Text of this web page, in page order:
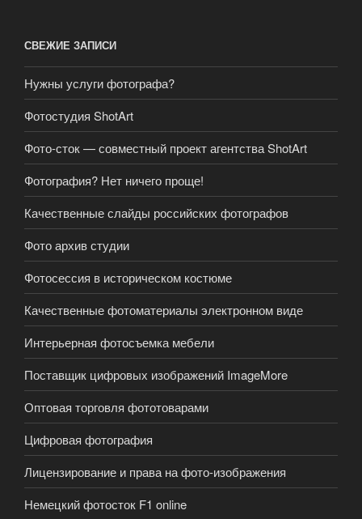
СВЕЖИЕ ЗАПИСИ
Нужны услуги фотографа?
Фотостудия ShotArt
Фото-сток — совместный проект агентства ShotArt
Фотография? Нет ничего проще!
Качественные слайды российских фотографов
Фото архив студии
Фотосессия в историческом костюме
Качественные фотоматериалы электронном виде
Интерьерная фотосъемка мебели
Поставщик цифровых изображений ImageMore
Оптовая торговля фототоварами
Цифровая фотография
Лицензирование и права на фото-изображения
Немецкий фотосток F1 online